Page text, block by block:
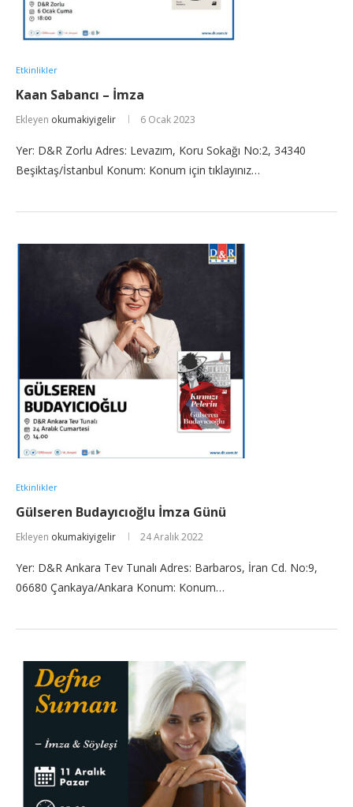
Etkinlikler
Kaan Sabancı – İmza
Ekleyen okumakiyigelir 6 Ocak 2023
Yer: D&R Zorlu Adres: Levazım, Koru Sokağı No:2, 34340
Beşiktaş/İstanbul Konum: Konum için tıklayınız…
Etkinlikler
Gülseren Budayıcıoğlu İmza Günü
Ekleyen okumakiyigelir 24 Aralık 2022
Yer: D&R Ankara Tev Tunalı Adres: Barbaros, İran Cd. No:9,
06680 Çankaya/Ankara Konum: Konum…